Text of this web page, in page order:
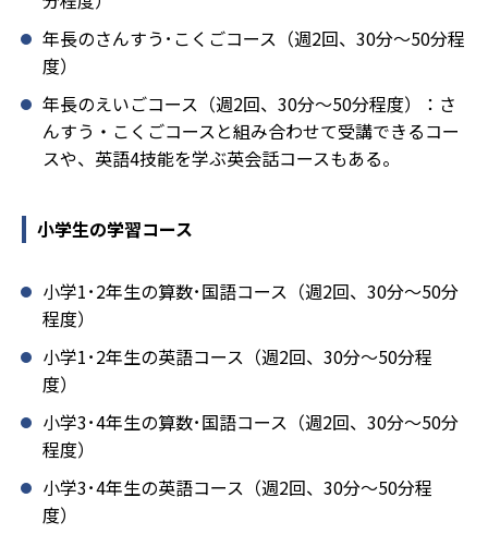
年長のさんすう･こくごコース（週2回、30分～50分程
度）
年長のえいごコース（週2回、30分～50分程度）：さ
んすう・こくごコースと組み合わせて受講できるコー
スや、英語4技能を学ぶ英会話コースもある。
小学生の学習コース
小学1･2年生の算数･国語コース（週2回、30分～50分
程度）
小学1･2年生の英語コース（週2回、30分～50分程
度）
小学3･4年生の算数･国語コース（週2回、30分～50分
程度）
小学3･4年生の英語コース（週2回、30分～50分程
度）